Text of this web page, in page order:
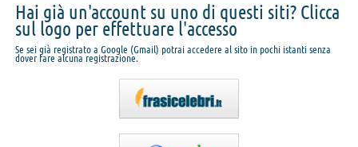
Hai già un'account su uno di questi siti? Clicca
sul logo per effettuare l'accesso
Se sei già registrato a Google (Gmail) potrai accedere al sito in pochi istanti senza
dover fare alcuna registrazione.